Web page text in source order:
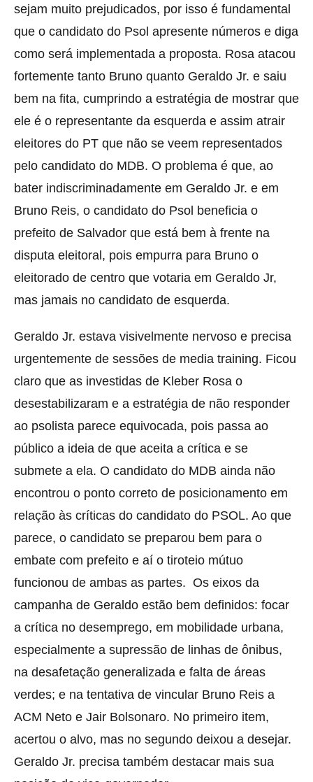
sejam muito prejudicados, por isso é fundamental
que o candidato do Psol apresente números e diga
como será implementada a proposta. Rosa atacou
fortemente tanto Bruno quanto Geraldo Jr. e saiu
bem na fita, cumprindo a estratégia de mostrar que
ele é o representante da esquerda e assim atrair
eleitores do PT que não se veem representados
pelo candidato do MDB. O problema é que, ao
bater indiscriminadamente em Geraldo Jr. e em
Bruno Reis, o candidato do Psol beneficia o
prefeito de Salvador que está bem à frente na
disputa eleitoral, pois empurra para Bruno o
eleitorado de centro que votaria em Geraldo Jr,
mas jamais no candidato de esquerda.
Geraldo Jr. estava visivelmente nervoso e precisa
urgentemente de sessões de media training. Ficou
claro que as investidas de Kleber Rosa o
desestabilizaram e a estratégia de não responder
ao psolista parece equivocada, pois passa ao
público a ideia de que aceita a crítica e se
submete a ela. O candidato do MDB ainda não
encontrou o ponto correto de posicionamento em
relação às críticas do candidato do PSOL. Ao que
parece, o candidato se preparou bem para o
embate com prefeito e aí o tiroteio mútuo
funcionou de ambas as partes. Os eixos da
campanha de Geraldo estão bem definidos: focar
a crítica no desemprego, em mobilidade urbana,
especialmente a supressão de linhas de ônibus,
na desafetação generalizada e falta de áreas
verdes; e na tentativa de vincular Bruno Reis a
ACM Neto e Jair Bolsonaro. No primeiro item,
acertou o alvo, mas no segundo deixou a desejar.
Geraldo Jr. precisa também destacar mais sua